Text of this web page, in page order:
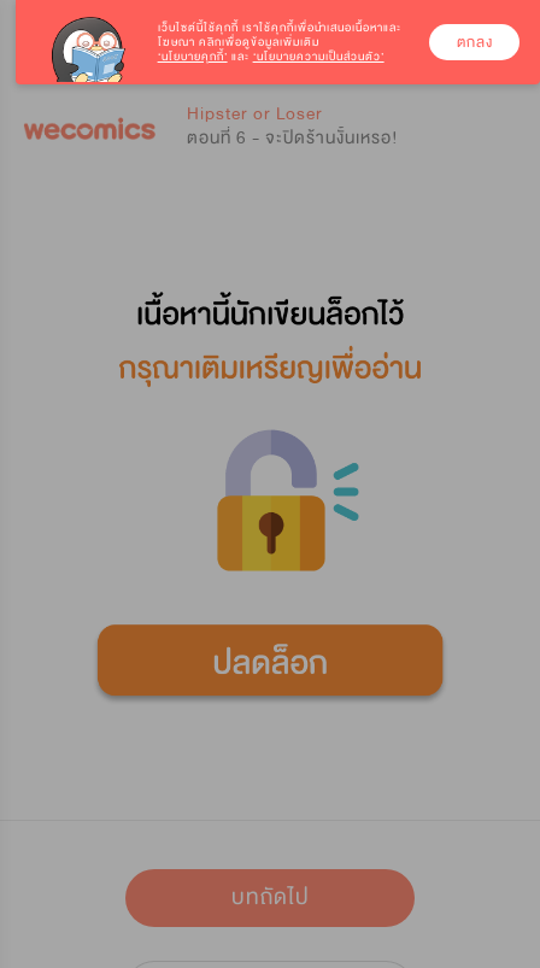
Hipster or Loser
ตอนที่ 6 - จะปิดร้านงั้นเหรอ!
บทถัดไป
เว็บไซต์นี้ใช้คุกกี้ เราใช้คุกกี้เพื่อนำเสนอเนื้อหาและ
โฆษณา คลิกเพื่อดูข้อมูลเพิ่มเติม
‘นโยบายคุกกี้’ และ ‘นโยบายความเป็นส่วนตัว’
ตกลง